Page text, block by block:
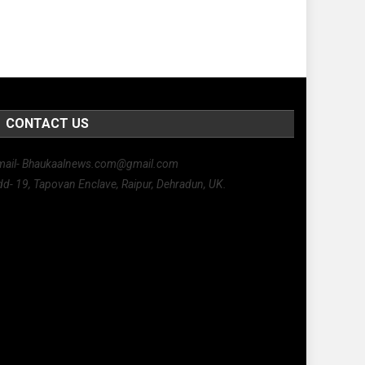
CONTACT US
Bhaukaalnews.com@gmail.com
19, Tapovan Enclave, Raipur, Dehradun, UK.